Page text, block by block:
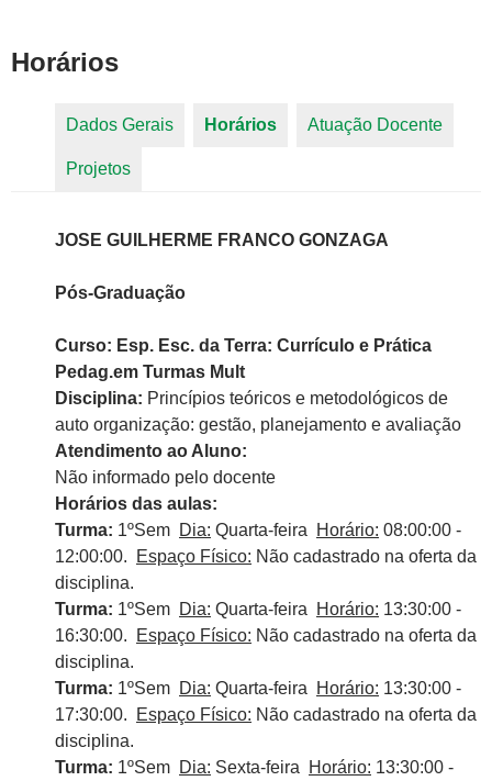
Horários
Dados Gerais Horários (aba ativa)
Atuação Docente
Projetos
JOSE GUILHERME FRANCO GONZAGA
Pós-Graduação
Curso: Esp. Esc. da Terra: Currículo e Prática
Pedag.em Turmas Mult
Disciplina: Princípios teóricos e metodológicos de
auto organização: gestão, planejamento e avaliação
Atendimento ao Aluno:
Não informado pelo docente
Horários das aulas:
Turma: 1ºSem Dia: Quarta-feira Horário: 08:00:00 -
12:00:00.
Espaço Físico: Não cadastrado na oferta da
disciplina.
Turma: 1ºSem Dia: Quarta-feira Horário: 13:30:00 -
16:30:00.
Espaço Físico: Não cadastrado na oferta da
disciplina.
Turma: 1ºSem Dia: Quarta-feira Horário: 13:30:00 -
17:30:00.
Espaço Físico: Não cadastrado na oferta da
disciplina.
Turma: 1ºSem Dia: Sexta-feira Horário: 13:30:00 -